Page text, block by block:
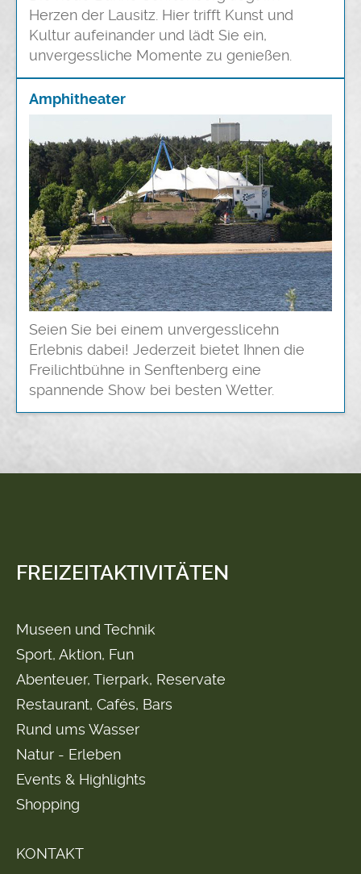
Herzen der Lausitz. Hier trifft Kunst und
Kultur aufeinander und lädt Sie ein,
unvergessliche Momente zu genießen.
Amphitheater
Seien Sie bei einem unvergesslicehn
Erlebnis dabei! Jederzeit bietet Ihnen die
Freilichtbühne in Senftenberg eine
spannende Show bei besten Wetter.
FREIZEITAKTIVITÄTEN
Museen und Technik
Sport, Aktion, Fun
Abenteuer, Tierpark, Reservate
Restaurant, Cafés, Bars
Rund ums Wasser
Natur - Erleben
Events & Highlights
Shopping
KONTAKT